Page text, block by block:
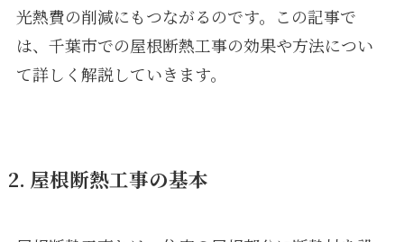
光熱費の削減にもつながるのです。この記事で
は、千葉市での屋根断熱工事の効果や方法につい
て詳しく解説していきます。
2. 屋根断熱工事の基本